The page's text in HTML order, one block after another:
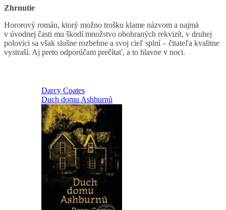
Zhrnutie
Hororový román, ktorý možno trošku klame názvom a najmä
v úvodnej časti mu škodí množstvo obohraných rekvizít, v druhej
polovici sa však slušne rozbehne a svoj cieľ splní – čitateľa kvalitne
vystraší. Aj preto odporúčam prečítať, a to hlavne v noci.